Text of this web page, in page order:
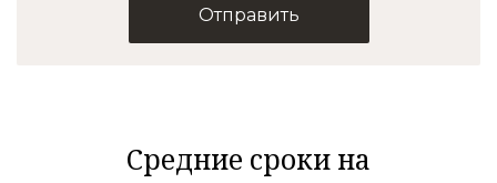
Отправить
Средние сроки на